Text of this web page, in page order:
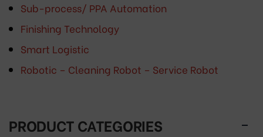
Sub-process/ PPA Automation
Finishing Technology
Smart Logistic
Robotic – Cleaning Robot – Service Robot
PRODUCT CATEGORIES